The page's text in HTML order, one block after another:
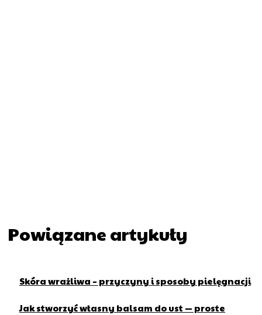
Powiązane artykuły
Skóra wrażliwa – przyczyny i sposoby pielęgnacji
Jak stworzyć własny balsam do ust — proste